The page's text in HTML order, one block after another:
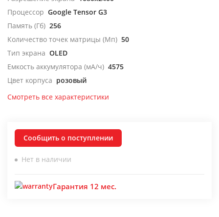
Процессор Google Tensor G3
Память (Гб) 256
Количество точек матрицы (Мп) 50
Тип экрана OLED
Емкость аккумулятора (мА/ч) 4575
Цвет корпуса розовый
Смотреть все характеристики
Сообщить о поступлении
Нет в наличии
Гарантия 12 мес.